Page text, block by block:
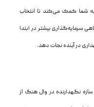
شما کمک می‌کند تا انتخاب
سرمایه‌گذاری بیشتر در ابتدا
در آینده نجات دهد.
نگهدارنده در وال هنگ از